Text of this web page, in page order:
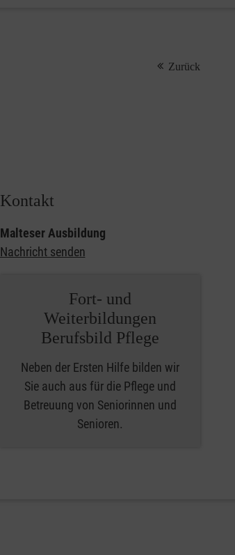
Zurück
Kontakt
Malteser Ausbildung
Nachricht senden
Fort- und
Weiterbildungen
Berufsbild Pflege
Neben der Ersten Hilfe bilden wir
Sie auch aus für die Pflege und
Betreuung von Seniorinnen und
Senioren.